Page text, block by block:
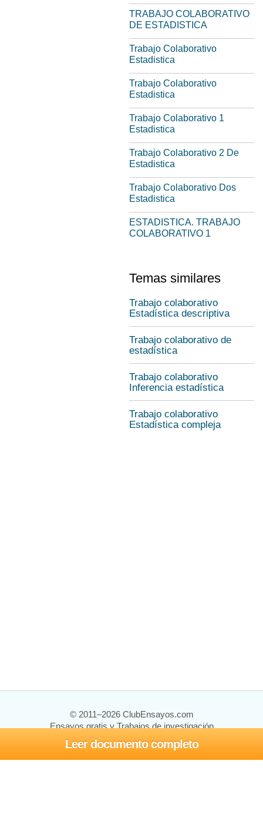
Leer documento completo
TRABAJO COLABORATIVO
DE ESTADISTICA
Trabajo Colaborativo
Estadistica
Trabajo Colaborativo
Estadistica
Trabajo Colaborativo 1
Estadistica
Trabajo Colaborativo 2 De
Estadistica
Trabajo Colaborativo Dos
Estadistica
ESTADISTICA. TRABAJO
COLABORATIVO 1
Temas similares
Trabajo colaborativo
Estadística descriptiva
Trabajo colaborativo de
estadística
Trabajo colaborativo
Inferencia estadística
Trabajo colaborativo
Estadística compleja
© 2011–2026 ClubEnsayos.com
Ensayos gratis y Trabajos de investigación